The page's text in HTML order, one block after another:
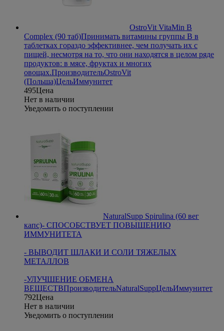
OstroVit VitaMin B
Complex (90 таб)Принимать витамины группы B в
таблетках гораздо эффективнее, чем получать их с
пищей, несмотря на то, что они находятся в целом ряде
продуктов: в мясе, фруктах и многих
овощах.ПроизводительOstroVit
(Польша)ЦельИммунитет
495Цена
Нет в наличии
Уведомить о поступлении
NaturalSupp Spirulina (60 вег
капс)- СПОСОБСТВУЕТ ПОВЫШЕНИЮ
ИММУНИТЕТА
- ВЫВОДИТ ШЛАКИ И СОЛИ ТЯЖЕЛЫХ
МЕТАЛЛОВ
-УЛУЧШЕНИЕ ОБМЕНА
ВЕЩЕСТВПроизводительNaturalSuppЦельИммунитет
792Цена
Нет в наличии
Уведомить о поступлении